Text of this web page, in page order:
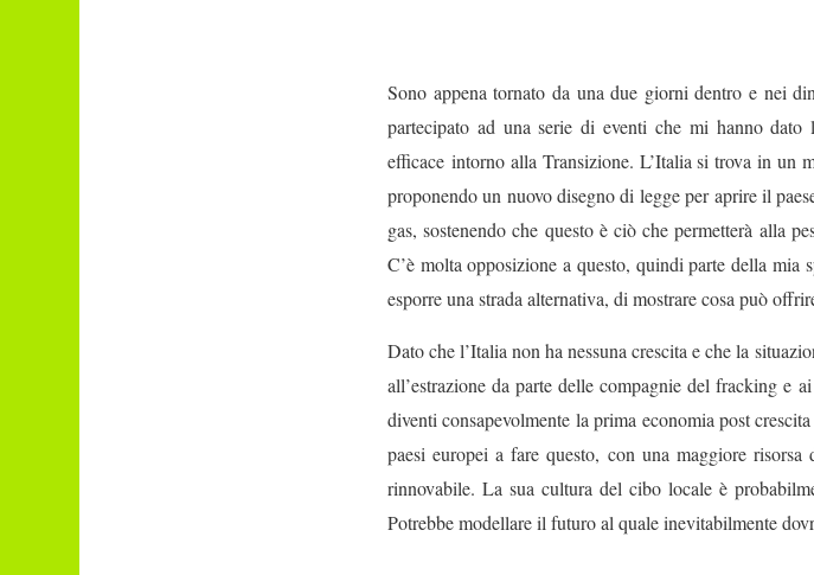
Sono appena tornato da una due giorni dentro e nei
partecipato ad una serie di eventi che mi hanno dato
efficace intorno alla Transizione. L’Italia si trova in un
proponendo un nuovo disegno di legge per aprire il
gas, sostenendo che questo è ciò che permetterà alla
C’è molta opposizione a questo, quindi parte della
esporre una strada alternativa, di mostrare cosa può
Dato che l’Italia non ha nessuna crescita e che la
all’estrazione da parte delle compagnie del fracking e
diventi consapevolmente la prima economia post
paesi europei a fare questo, con una maggiore
rinnovabile. La sua cultura del cibo locale è
Potrebbe modellare il futuro al quale inevitabilmente